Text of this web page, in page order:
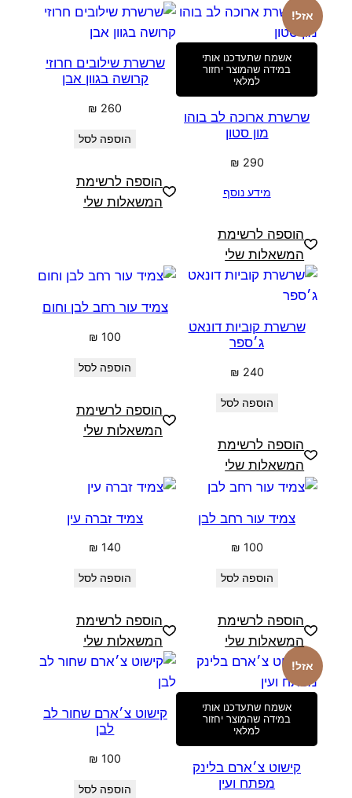
אזל!
אשמח שתעדכנו אותי
במידה שהמוצר יחזור
למלאי
שרשרת ארוכה לב בוהו
מון סטון
₪ 290
מידע נוסף
הוספה לרשימת
המשאלות שלי
שרשרת שילובים חרוזי
קרושה בגוון אבן
₪ 260
הוספה לסל
הוספה לרשימת
המשאלות שלי
שרשרת קוביות דונאט
ג׳ספר
₪ 240
הוספה לסל
הוספה לרשימת
המשאלות שלי
צמיד עור רחב לבן וחום
₪ 100
הוספה לסל
הוספה לרשימת
המשאלות שלי
צמיד עור רחב לבן
₪ 100
הוספה לסל
הוספה לרשימת
המשאלות שלי
צמיד זברה עין
₪ 140
הוספה לסל
הוספה לרשימת
המשאלות שלי
אזל!
אשמח שתעדכנו אותי
במידה שהמוצר יחזור
למלאי
קישוט צ׳ארם בלינק
מפתח ועין
קישוט צ׳ארם שחור לב
לבן
₪ 100
הוספה לסל